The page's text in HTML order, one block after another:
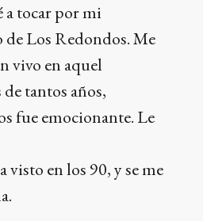
a tocar por mi
Los Redondos. Me
vivo en aquel
tantos años,
fue emocionante. Le
visto en los 90, y se me